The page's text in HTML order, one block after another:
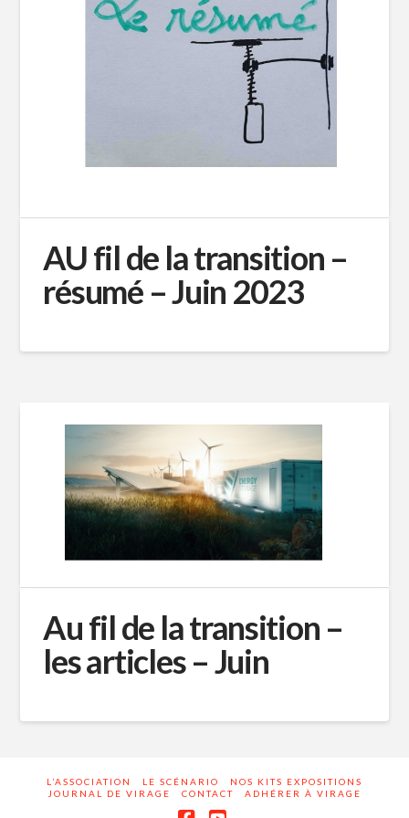
AU fil de la transition –
résumé – Juin 2023
Au fil de la transition –
les articles – Juin
L’ASSOCIATION LE SCÉNARIO
NOS KITS EXPOSITIONS
JOURNAL DE VIRAGE
CONTACT ADHÉRER À VIRAGE